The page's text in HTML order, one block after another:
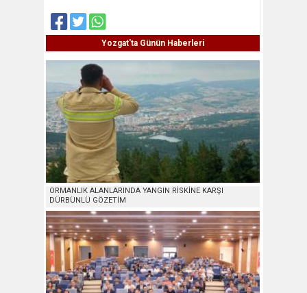
Yozgat'ta Günün Haberleri
ORMANLIK ALANLARINDA YANGIN RİSKİNE KARŞI
DÜRBÜNLÜ GÖZETİM